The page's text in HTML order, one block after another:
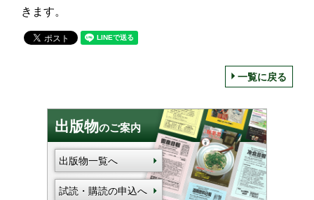
きます。
一覧に戻る
出版物のご案内
出版物一覧へ
試読・購読の申込へ